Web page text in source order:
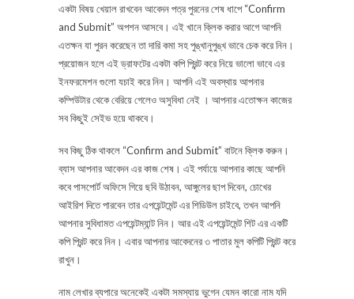
একটা বিষয় খেয়াল রাখবেন আবেদন পত্র পুরনের শেষ ধাপে “Confirm
and Submit” অপশন আসবে। এই খানে ক্লিক করার আগে আপনি
এতক্ষন যা পুরন করেছেন তা দারি কমা সহ পুঙ্খানুপুঙ্খ ভাবে চেক করে নিন।
প্রয়োজন হলে এই ড্রাফটের একটা কপি প্রিন্ট করে নিয়ে ভালো ভাবে এর
ইনফরমেশন গুলো যচাই করে নিন। আপনি এই অবস্থায় আপনার
কম্পিউটার থেকে বেরিয়ে গেলেও অসুবিধা নেই । আপনার এতোক্ষন কাজের
সব কিছুই সেইভ হয়ে থাকবে।
সব কিছু ঠিক থাকলে “Confirm and Submit” বাটনে ক্লিক করুন।
ব্যাস আপনার আবেদন এর কাজ শেষ। এই পর্যায়ে আপনার কাছে আপনি
কবে পাসপোর্ট অফিসে গিয়ে ছবি উঠাবন, আঙ্গুলের ছাপ দিবেন, চোখের
আইরিশ দিতে পারবেন তার এপয়েন্টমেন্ট এর শিডিউল চাইবে, তখন আপনি
আপনার সুবিধামত এপয়েন্টম্যান্ট নিন। আর এই এপয়েন্টমেন্ট শিট এর একটি
কপি প্রিন্ট করে নিন। এবার আপনার আবেদনের ৩ পাতার মুল কপিটি প্রিন্ট করে
রাখুন।
নাম লেখার ব্যপারে অনেকেই একটা সমস্যায় ভুগেন যেমন কারো নাম যদি